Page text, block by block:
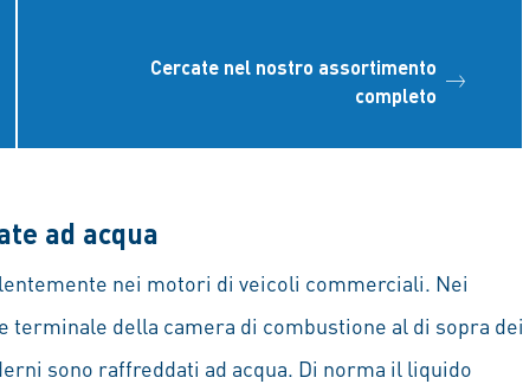
Cercate nel nostro assortimento
completo
ad acqua
nei motori di veicoli commerciali. Nei
della camera di combustione al di sopra dei
sono raffreddati ad acqua. Di norma il liquido